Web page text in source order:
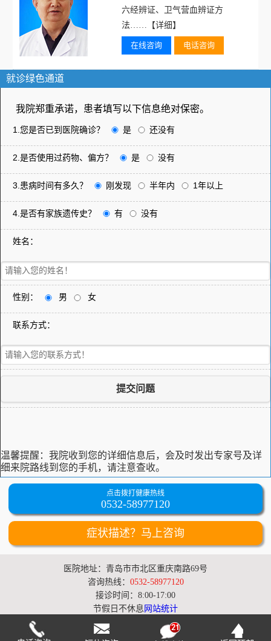
六经辨证、卫气营血辨证方
法……
【详细】
在线咨询 电话咨询
就诊绿色通道
我院郑重承诺，患者填写以下信息绝对保密。
1.您是否已到医院确诊？ 是 还没有
2.是否使用过药物、偏方？ 是 没有
3.患病时间有多久？ 刚发现 半年内 1年以上
4.是否有家族遗传史？ 有 没有
姓名：
性别： 男 女
联系方式：
提交问题
温馨提醒： 我院收到您的详细信息后，会及时发出专家号及详
细来院路线到您的手机，请注意查收。
点击拨打健康热线
0532-58977120
症状描述？马上咨询
医院地址：青岛市市北区重庆南路69号
咨询热线： 0532-58977120
接诊时间：8:00-17:00
节假日不休息 网站统计